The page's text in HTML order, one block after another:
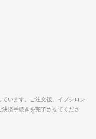
います。ご注文後、イプシロン
済手続きを完了させてくださ